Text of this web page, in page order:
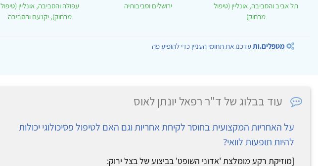
תל אביב והסביבה, אונליין (טיפול
מרחוק)
ירושלים וסביבותיה
עפולה והסביבה, אונליין (טיפול
מרחוק), יקנעם והסביבה
מטפלים.ותעדכנו את תחומי העניין כדי להופיע פה
עוד בבלוג של ד"ר רפאל יונתן לאוס
על האחריות המקצועית בחוסר לקיחת אחריות וגם האם לטיפול פסיכולוגי יכולות
להיות תופעות לוואי?
[מוזיקת רקע מומלצת 'אדוני השופט' בביצוע של בצל ירוק: